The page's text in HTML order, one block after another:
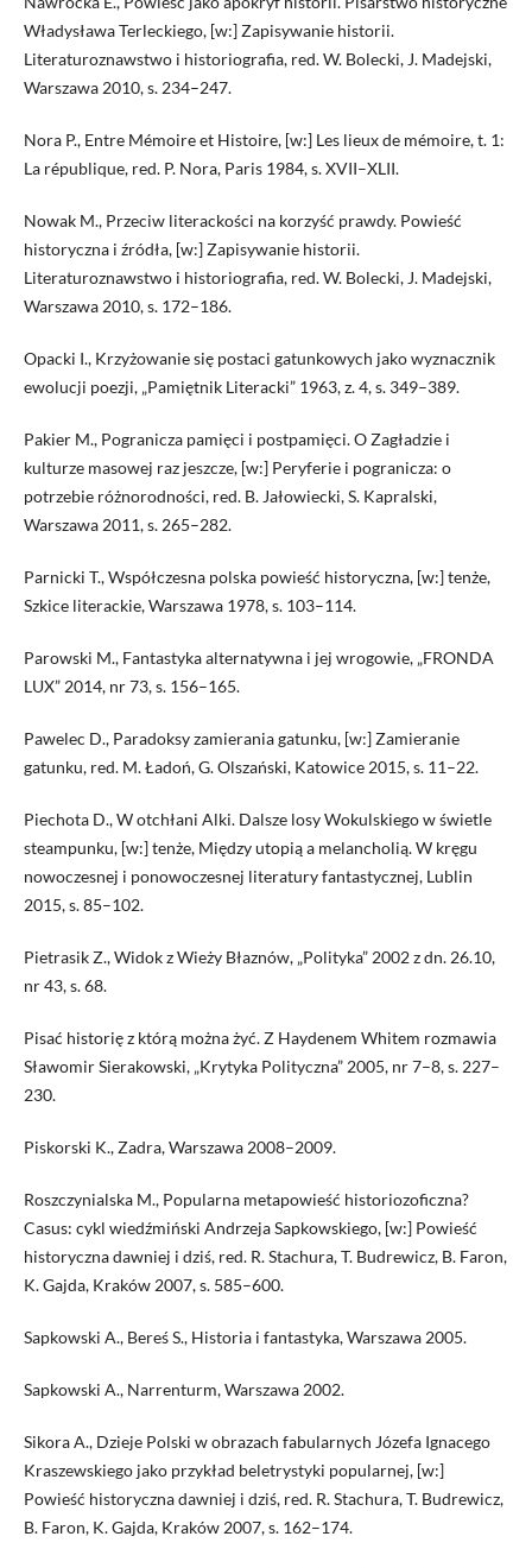
Władysława Terleckiego, [w:] Zapisywanie historii.
Literaturoznawstwo i historiografia, red. W. Bolecki, J. Madejski,
Warszawa 2010, s. 234–247.
Nora P., Entre Mémoire et Histoire, [w:] Les lieux de mémoire, t. 1:
La république, red. P. Nora, Paris 1984, s. XVII–XLII.
Nowak M., Przeciw literackości na korzyść prawdy. Powieść
historyczna i źródła, [w:] Zapisywanie historii.
Literaturoznawstwo i historiografia, red. W. Bolecki, J. Madejski,
Warszawa 2010, s. 172–186.
Opacki I., Krzyżowanie się postaci gatunkowych jako wyznacznik
ewolucji poezji, „Pamiętnik Literacki” 1963, z. 4, s. 349–389.
Pakier M., Pogranicza pamięci i postpamięci. O Zagładzie i
kulturze masowej raz jeszcze, [w:] Peryferie i pogranicza: o
potrzebie różnorodności, red. B. Jałowiecki, S. Kapralski,
Warszawa 2011, s. 265–282.
Parnicki T., Współczesna polska powieść historyczna, [w:] tenże,
Szkice literackie, Warszawa 1978, s. 103–114.
Parowski M., Fantastyka alternatywna i jej wrogowie, „FRONDA
LUX” 2014, nr 73, s. 156–165.
Pawelec D., Paradoksy zamierania gatunku, [w:] Zamieranie
gatunku, red. M. Ładoń, G. Olszański, Katowice 2015, s. 11–22.
Piechota D., W otchłani Alki. Dalsze losy Wokulskiego w świetle
steampunku, [w:] tenże, Między utopią a melancholią. W kręgu
nowoczesnej i ponowoczesnej literatury fantastycznej, Lublin
2015, s. 85–102.
Pietrasik Z., Widok z Wieży Błaznów, „Polityka” 2002 z dn. 26.10,
nr 43, s. 68.
Pisać historię z którą można żyć. Z Haydenem Whitem rozmawia
Sławomir Sierakowski, „Krytyka Polityczna” 2005, nr 7–8, s. 227–
230.
Piskorski K., Zadra, Warszawa 2008–2009.
Roszczynialska M., Popularna metapowieść historiozoficzna?
Casus: cykl wiedźmiński Andrzeja Sapkowskiego, [w:] Powieść
historyczna dawniej i dziś, red. R. Stachura, T. Budrewicz, B. Faron,
K. Gajda, Kraków 2007, s. 585–600.
Sapkowski A., Bereś S., Historia i fantastyka, Warszawa 2005.
Sapkowski A., Narrenturm, Warszawa 2002.
Sikora A., Dzieje Polski w obrazach fabularnych Józefa Ignacego
Kraszewskiego jako przykład beletrystyki popularnej, [w:]
Powieść historyczna dawniej i dziś, red. R. Stachura, T. Budrewicz,
B. Faron, K. Gajda, Kraków 2007, s. 162–174.